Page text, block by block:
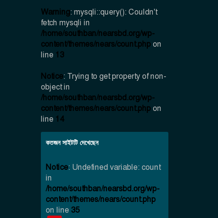
Warning: mysqli::query(): Couldn't
fetch mysqli in
/home/southban/nearsbd.org/wp-
content/themes/nears/count.phpon
line 13
Notice: Trying to get property of non-
object in
/home/southban/nearsbd.org/wp-
content/themes/nears/count.phpon
line 14
কতজন সাইটটি দেখেছেন
Notice: Undefined variable: count
in
/home/southban/nearsbd.org/wp-
content/themes/nears/count.php
on line 35